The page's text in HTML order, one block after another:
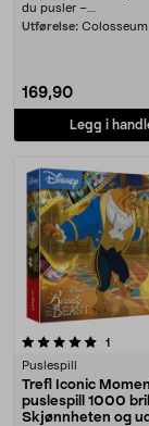
du pusler –....
Utførelse: Colosseum
169,90
Legg i
1
Puslespill
Trefl Iconic
puslespill 1000
Skjønnheten og
5.0 av 5 stjerner